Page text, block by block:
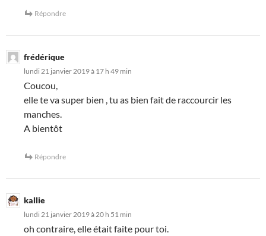
Répondre
frédérique
lundi 21 janvier 2019 à 17 h 49 min
Coucou,
elle te va super bien , tu as bien fait de raccourcir les
manches.
A bientôt
Répondre
kallie
lundi 21 janvier 2019 à 20 h 51 min
oh contraire, elle était faite pour toi.